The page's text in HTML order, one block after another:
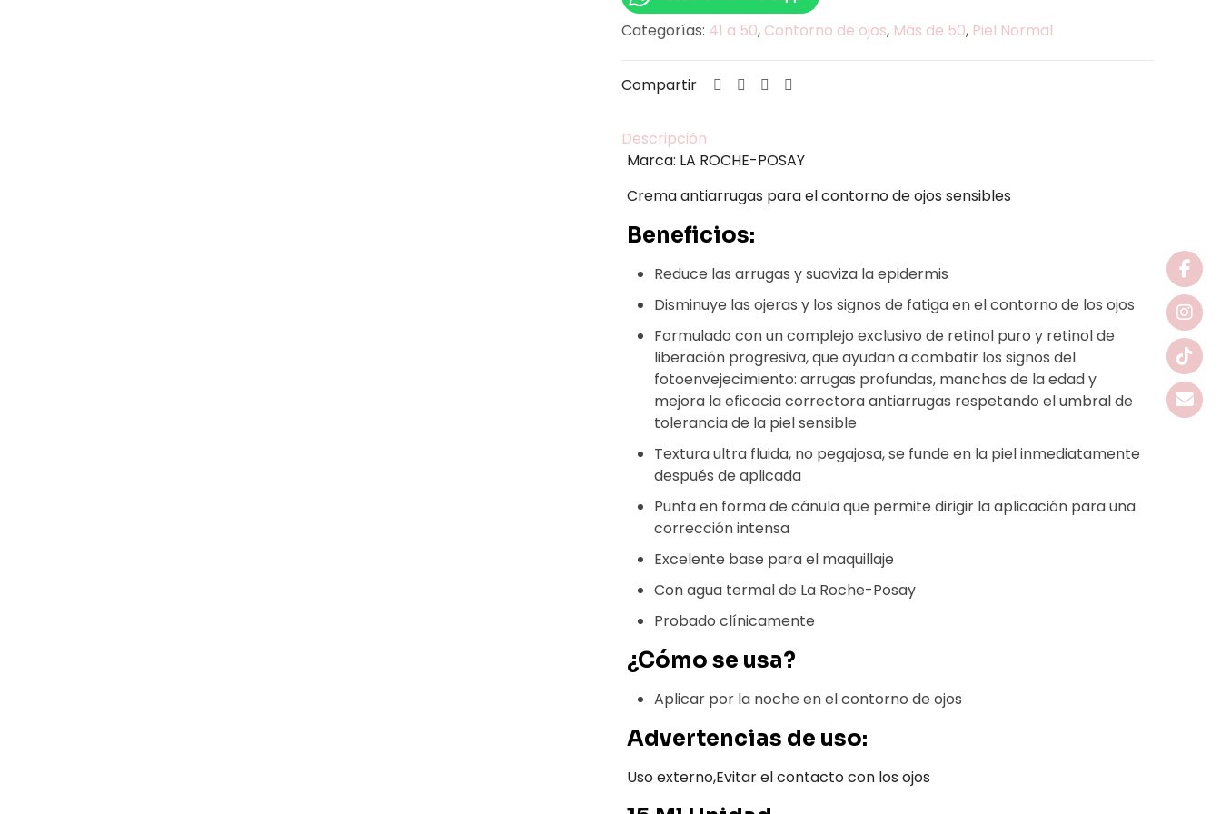
Redermic
Retinol
Categorías: 41 a 50, Contorno de ojos, Más de 50, Piel Normal
Compartir
Descripción
Marca: LA ROCHE-POSAY
Crema antiarrugas para el contorno de ojos sensibles
Beneficios:
Reduce las arrugas y suaviza la epidermis
Disminuye las ojeras y los signos de fatiga en el contorno de los ojos
Formulado con un complejo exclusivo de retinol puro y retinol de
liberación progresiva, que ayudan a combatir los signos del
fotoenvejecimiento: arrugas profundas, manchas de la edad y
mejora la eficacia correctora antiarrugas respetando el umbral de
tolerancia de la piel sensible
Textura ultra fluida, no pegajosa, se funde en la piel inmediatamente
después de aplicada
Punta en forma de cánula que permite dirigir la aplicación para una
corrección intensa
Excelente base para el maquillaje
Con agua termal de La Roche-Posay
Probado clínicamente
¿Cómo se usa?
Aplicar por la noche en el contorno de ojos
Advertencias de uso:
Uso externo,Evitar el contacto con los ojos